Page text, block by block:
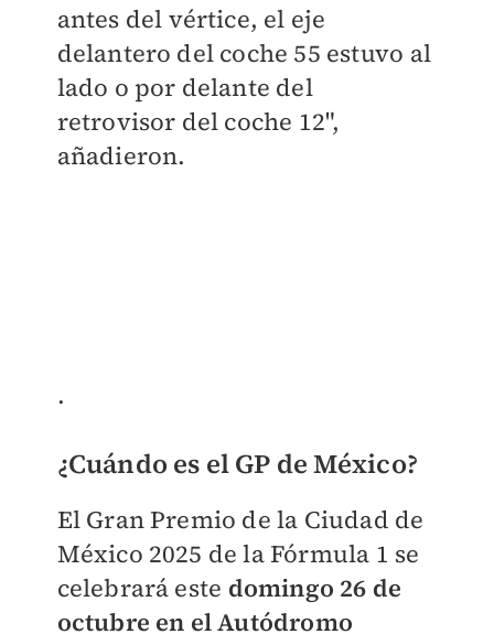
antes del vértice, el eje
delantero del coche 55 estuvo al
lado o por delante del
retrovisor del coche 12",
añadieron.
​.
¿Cuándo es el GP de México?
El Gran Premio de la Ciudad de
México 2025 de la Fórmula 1 se
celebrará este domingo 26 de
octubre en el Autódromo